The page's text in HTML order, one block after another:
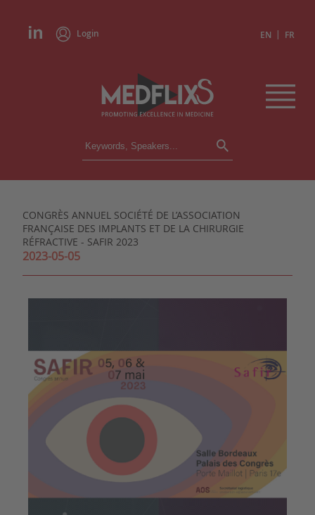
Login EN | FR
CONFERENCES
INSTITUTIONS
CONGRÈS ANNUEL SOCIÉTÉ DE L’ASSOCIATION
FRANÇAISE DES IMPLANTS ET DE LA CHIRURGIE
RÉFRACTIVE - SAFIR 2023
2023-05-05